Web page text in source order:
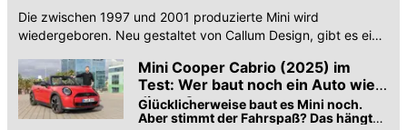
Die zwischen 1997 und 2001 produzierte Mini wird
wiedergeboren. Neu gestaltet von Callum Design, gibt es eine
Mini Cooper Cabrio (2025) im
Test: Wer baut noch ein Auto wie
dieses?
Glücklicherweise baut es Mini noch.
Aber stimmt der Fahrspaß? Das hängt